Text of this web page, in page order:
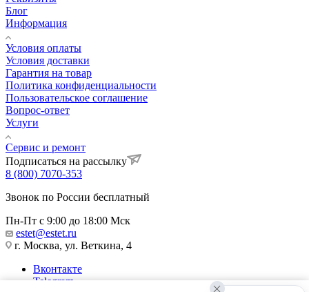
Блог
Информация
Условия оплаты
Условия доставки
Гарантия на товар
Политика конфиденциальности
Пользовательское соглашение
Вопрос-ответ
Услуги
Сервис и ремонт
Подписаться на рассылку
8 (800) 7070-353
Звонок по России бесплатный
Пн-Пт с 9:00 до 18:00 Мск
estet@estet.ru
г. Москва, ул. Веткина, 4
Вконтакте
Telegram